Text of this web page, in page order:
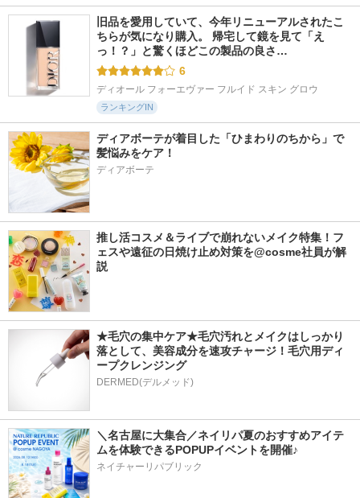
旧品を愛用していて、今年リニューアルされたこ
ちらが気になり購入。 帰宅して鏡を見て「え
っ！？」と驚くほどこの製品の良さ…
6
ディオール フォーエヴァー フルイド スキン グロウ
ランキングIN
ディアボーテが着目した「ひまわりのちから」で
髪悩みをケア！
ディアボーテ
推し活コスメ＆ライブで崩れないメイク特集！フ
ェスや遠征の日焼け止め対策を@cosme社員が解
説
★毛穴の集中ケア★毛穴汚れとメイクはしっかり
落として、美容成分を速攻チャージ！毛穴用ディ
ープクレンジング
DERMED(デルメッド)
＼名古屋に大集合／ネイリパ夏のおすすめアイテ
ムを体験できるPOPUPイベントを開催♪
ネイチャーリパブリック